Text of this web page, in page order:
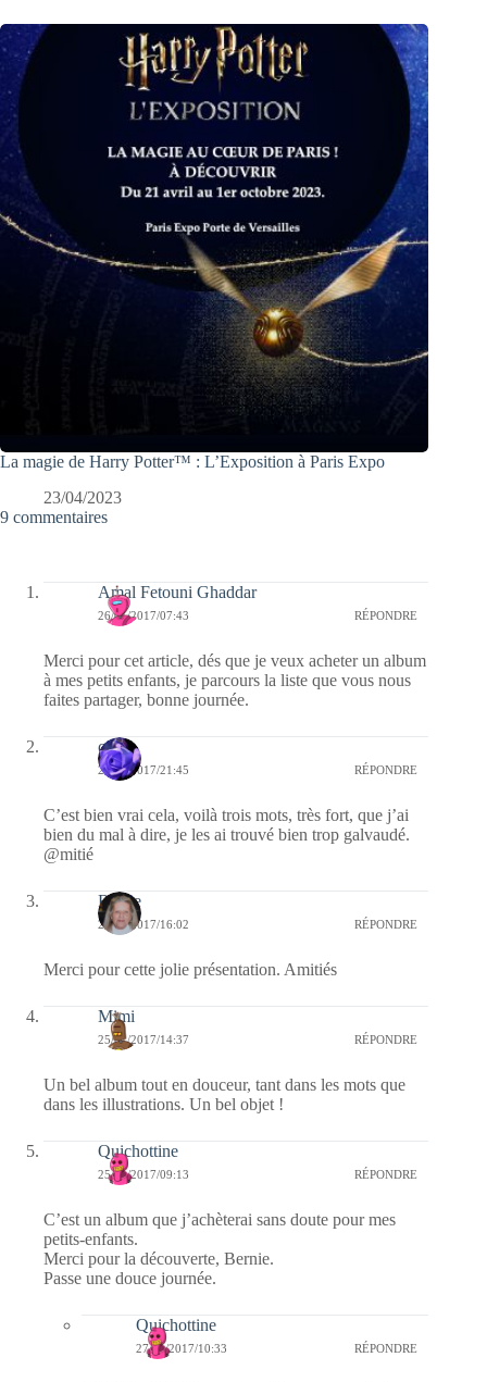
La magie de Harry Potter™ : L’Exposition à Paris Expo
23/04/2023
9 commentaires
Amal Fetouni Ghaddar
26/01/2017/07:43 RÉPONDRE
Merci pour cet article, dés que je veux acheter un album
à mes petits enfants, je parcours la liste que vous nous
faites partager, bonne journée.
covix
25/01/2017/21:45 RÉPONDRE
C’est bien vrai cela, voilà trois mots, très fort, que j’ai
bien du mal à dire, je les ai trouvé bien trop galvaudé.
@mitié
Renee
25/01/2017/16:02 RÉPONDRE
Merci pour cette jolie présentation. Amitiés
Mimi
25/01/2017/14:37 RÉPONDRE
Un bel album tout en douceur, tant dans les mots que
dans les illustrations. Un bel objet !
Quichottine
25/01/2017/09:13 RÉPONDRE
C’est un album que j’achèterai sans doute pour mes
petits-enfants.
Merci pour la découverte, Bernie.
Passe une douce journée.
Quichottine
27/01/2017/10:33 RÉPONDRE